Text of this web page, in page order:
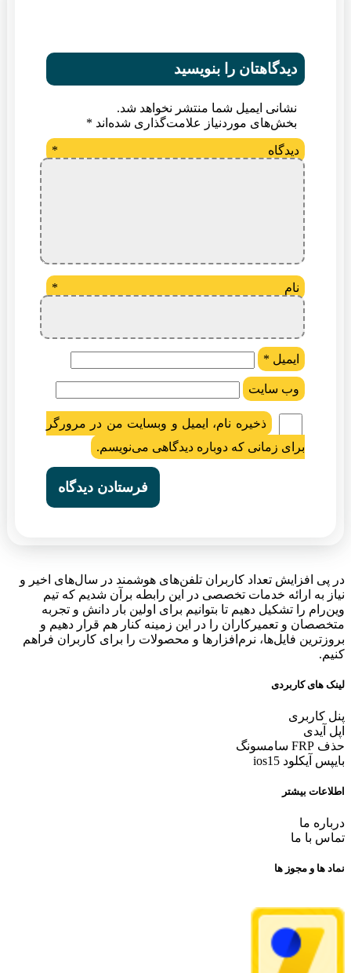
دیدگاهتان را بنویسید
نشانی ایمیل شما منتشر نخواهد شد.
بخش‌های موردنیاز علامت‌گذاری شده‌اند *
دیدگاه *
نام *
ایمیل *
وب‌ سایت
ذخیره نام، ایمیل و وبسایت من در مرورگر
برای زمانی که دوباره دیدگاهی می‌نویسم.
در پی افزایش تعداد کاربران تلفن‌های هوشمند در سال‌های اخیر و
نیاز به ارائه خدمات تخصصی در این رابطه برآن شدیم که تیم
وین‌رام را تشکیل دهیم تا بتوانیم برای اولین بار دانش و تجربه
متخصصان و تعمیرکاران را در این زمینه کنار هم قرار دهیم و
بروزترین فایل‌ها، نرم‌افزارها و محصولات را برای کاربران فراهم
کنیم.
لینک های کاربردی
پنل کاربری
اپل آیدی
حذف FRP سامسونگ
بایپس آیکلود ios15
اطلاعات بیشتر
درباره ما
تماس با ما
نماد ها و مجوز ها